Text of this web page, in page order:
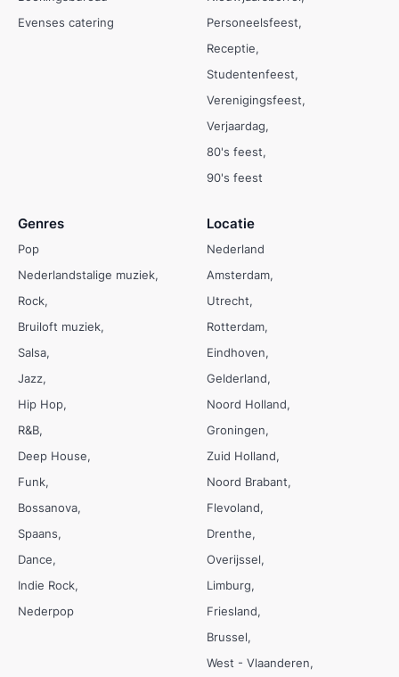
Evenses catering
Personeelsfeest
Receptie
Studentenfeest
Verenigingsfeest
Verjaardag
80's feest
90's feest
Genres
Pop
Nederlandstalige muziek
Rock
Bruiloft muziek
Salsa
Jazz
Hip Hop
R&B
Deep House
Funk
Bossanova
Spaans
Dance
Indie Rock
Nederpop
Locatie
Nederland
Amsterdam
Utrecht
Rotterdam
Eindhoven
Gelderland
Noord Holland
Groningen
Zuid Holland
Noord Brabant
Flevoland
Drenthe
Overijssel
Limburg
Friesland
Brussel
West - Vlaanderen